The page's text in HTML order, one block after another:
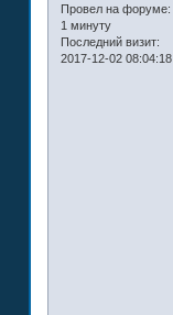
Провел на форуме:
1 минуту
Последний визит:
2017-12-02 08:04:18